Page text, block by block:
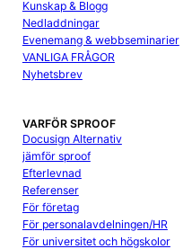
Kunskap & Blogg
Nedladdningar
Evenemang & webbseminarier
VANLIGA FRÅGOR
Nyhetsbrev
VARFÖR SPROOF
Docusign Alternativ
jämför sproof
Efterlevnad
Referenser
För företag
För personalavdelningen/HR
För universitet och högskolor